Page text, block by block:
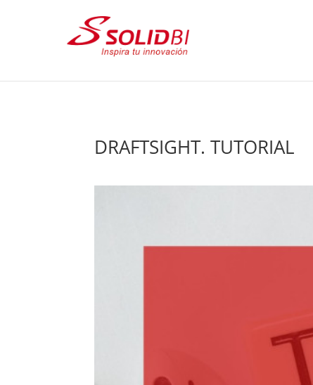
DRAFTSIGHT. TUTORIAL